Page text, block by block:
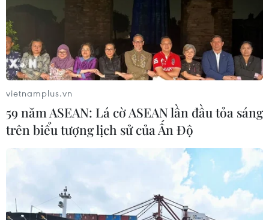
Xung đột Ukraine có thể gây ra khủng
vietnamplus.vn
59 năm ASEAN: Lá cờ ASEAN lần đầu tỏa sáng
trên biểu tượng lịch sử của Ấn Độ